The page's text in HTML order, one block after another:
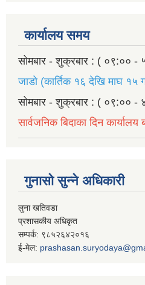
कार्यालय समय
सोमबार - शुक्रबार : ( ०९:०० -
जाडो (कार्तिक १६ देखि माघ १५
सोमबार - शुक्रबार : ( ०९:०० -
सार्वजनिक बिदाका दिन
गुनासो सुन्ने अधिकारी
लुना खतिवडा
प्रशासकीय अधिकृत
सम्पर्क: ९८५२६४२०१६
ई-मेल: